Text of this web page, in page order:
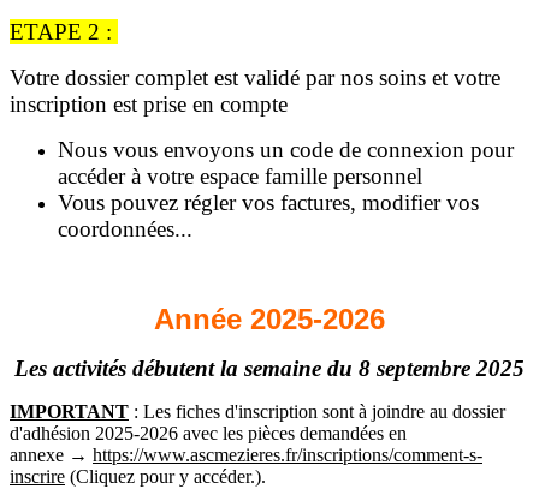
ETAPE 2 :
Votre dossier complet est validé par nos soins et votre
inscription est prise en compte
Nous vous envoyons un code de connexion pour
accéder à votre espace famille personnel
Vous pouvez régler vos factures, modifier vos
coordonnées...
Année 2025-2026
Les activités débutent la semaine du 8 septembre 2025
IMPORTANT : Les fiches d'inscription sont à joindre au dossier
d'adhésion 2025-2026 avec les pièces demandées en
annexe → https://www.ascmezieres.fr/inscriptions/comment-s-
inscrire (Cliquez pour y accéder.).